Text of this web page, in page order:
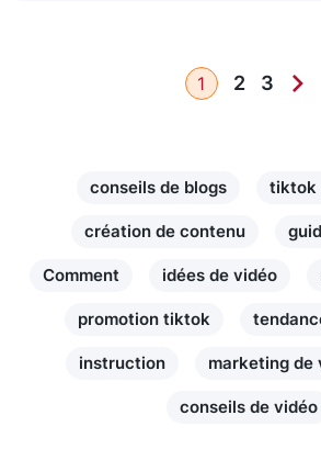
1 2 3
conseils de blogs tiktok
création de contenu
Comment idées de vidéo
promotion tiktok
instruction marketing de
conseils de vidéo